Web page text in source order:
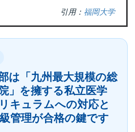
引用： 福岡大学
は「九州最大規模の総
」を擁する私立医学
キュラムへの対応と
管理が合格の鍵です